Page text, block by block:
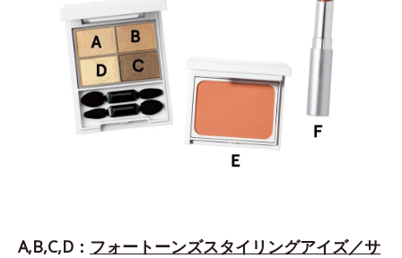
A,B,C,D： フォートーンズスタイリングアイズ／サ